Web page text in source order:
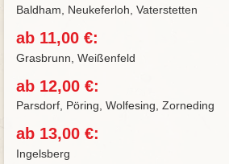
Baldham, Neukeferloh, Vaterstetten
ab 11,00 €:
Grasbrunn, Weißenfeld
ab 12,00 €:
Parsdorf, Pöring, Wolfesing, Zorneding
ab 13,00 €:
Ingelsberg